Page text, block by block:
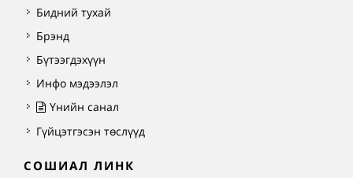
Бидний тухай
Брэнд
Бүтээгдэхүүн
Инфо мэдээлэл
Үнийн санал
Гүйцэтгэсэн төслүүд
СОШИАЛ ЛИНК